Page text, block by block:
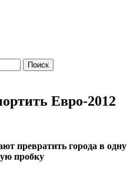
Евро-2012
превратить города в одну
пробку